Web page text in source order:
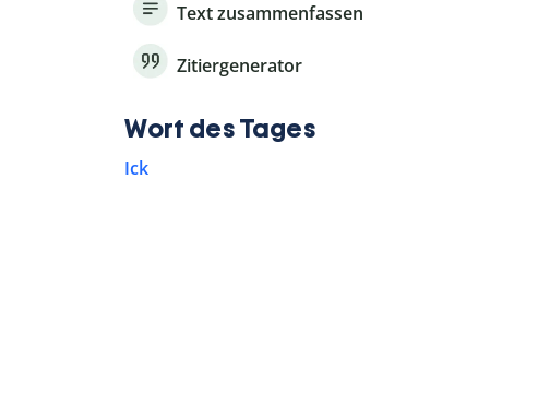
Text zusammenfassen
Zitiergenerator
Wort des Tages
Ick